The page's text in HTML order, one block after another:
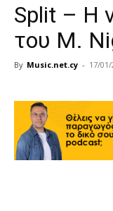
Split – Η
του M.
By Music.net.cy - 17/